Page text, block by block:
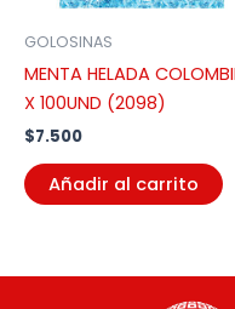
GOLOSINAS
MENTA HELADA
X 100UND (2098)
$7.500
Añadir al carrito